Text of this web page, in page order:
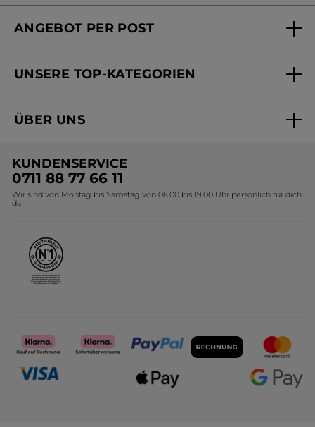
Mein Konto
Online Preisliste
ANGEBOT PER POST
Versandhandel Preisliste
UNSERE TOP-KATEGORIEN
Black Friday Yves Rocher
Geschenkideen Yves Rocher
Kollektion Monoi Yves Rocher
ÜBER UNS
Umweltstiftung YR
Affiliate Programm
KUNDENSERVICE
0711 88 77 66 11
Wir sind von Montag bis Samstag von 08.00 bis 19.00 Uhr persönlich für dich
da!